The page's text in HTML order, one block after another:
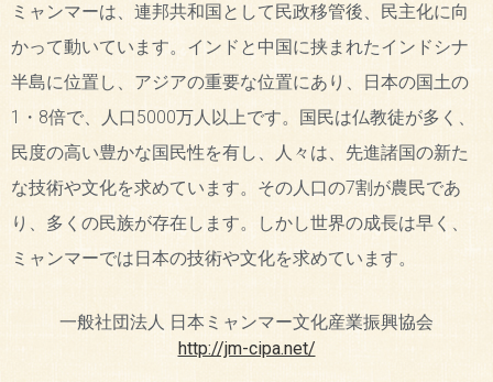
ミャンマーは、連邦共和国として民政移管後、民主化に向
かって動いています。インドと中国に挟まれたインドシナ
半島に位置し、アジアの重要な位置にあり、日本の国土の
1・8倍で、人口5000万人以上です。国民は仏教徒が多く、
民度の高い豊かな国民性を有し、人々は、先進諸国の新た
な技術や文化を求めています。その人口の7割が農民であ
り、多くの民族が存在します。しかし世界の成長は早く、
ミャンマーでは日本の技術や文化を求めています。
一般社団法人 日本ミャンマー文化産業振興協会
http://jm-cipa.net/